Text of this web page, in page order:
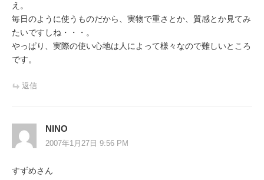
え。
毎日のように使うものだから、実物で重さとか、質感とか見てみ
たいですしね・・・。
やっぱり、実際の使い心地は人によって様々なので難しいところ
です。
返信
NINO
2007年1月27日 9:56 PM
すずめさん